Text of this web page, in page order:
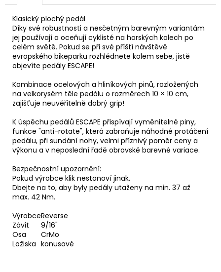
Klasický plochý pedál
Díky své robustnosti a nesčetným barevným variantám
jej používají a oceňují cyklisté na horských kolech po
celém světě. Pokud se při své příští návštěvě
evropského bikeparku rozhlédnete kolem sebe, jistě
objevíte pedály ESCAPE!
Kombinace ocelových a hliníkových pinů, rozložených
na velkorysém těle pedálu o rozměrech 10 × 10 cm,
zajišťuje neuvěřitelně dobrý grip!
K úspěchu pedálů ESCAPE přispívají vyměnitelné piny,
funkce "anti-rotate", která zabraňuje náhodné protáčení
pedálu, při sundání nohy, velmi příznivý poměr ceny a
výkonu a v neposlední řadě obrovské barevné variace.
Bezpečnostní upozornění:
Pokud výrobce klik nestanoví jinak.
Dbejte na to, aby byly pedály utaženy na min. 37 až
max. 42 Nm.
VýrobceReverse
Závit
9/16"
Osa
CrMo
Ložiska konusové
u
j
e
m
e
LANKO
ŘADICI
SACCON
2050MM
30
Kč